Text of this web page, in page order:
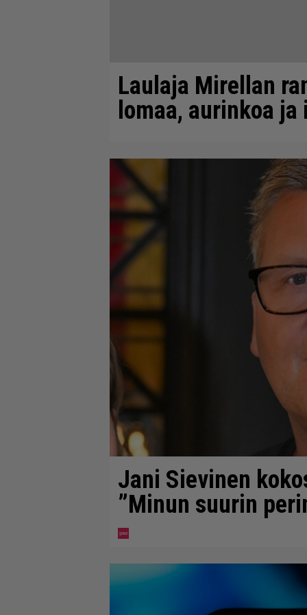
Laulaja Mirellan
lomaa, aurinkoa ja
Jani Sievinen
”Minun suurin